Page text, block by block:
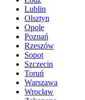
Lublin
Olsztyn
Opole
Poznań
Rzeszów
Sopot
Szczecin
Toruń
Warszawa
Wrocław